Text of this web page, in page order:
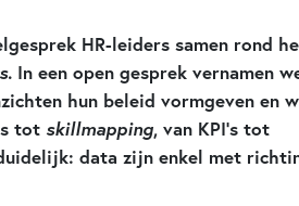
HR-leiders samen rond
. In een open gesprek vernamen
hun beleid vormgeven en
tot skillmapping, van KPI’s tot
data zijn enkel met